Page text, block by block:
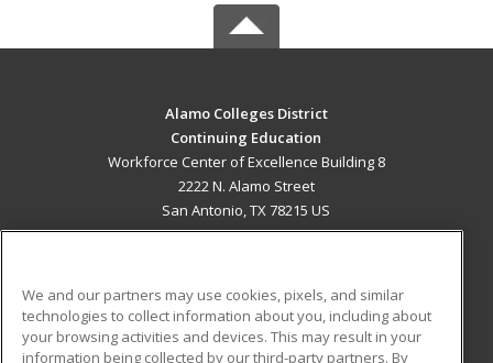
Alamo Colleges District
Continuing Education
Workforce Center of Excellence Building 8
2222 N. Alamo Street
San Antonio, TX 78215 US
ADDITIONAL RESOURCES
We and our partners may use cookies, pixels, and similar
technologies to collect information about you, including about
your browsing activities and devices. This may result in your
information being collected by our third-party partners. By